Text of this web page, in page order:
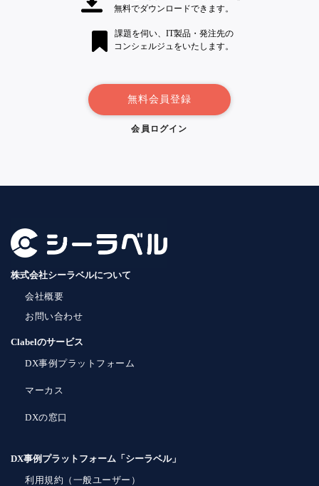
無料でダウンロードできます。
課題を伺い、IT製品・発注先の
コンシェルジュをいたします。
無料会員登録
会員ログイン
株式会社シーラベルについて
会社概要
お問い合わせ
Clabelのサービス
DX事例プラットフォーム
マーカス
DXの窓口
DX事例プラットフォーム「シーラベル」
利用規約（一般ユーザー）